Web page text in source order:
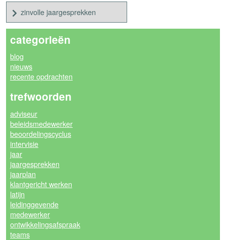
zinvolle jaargesprekken
categorieën
blog
nieuws
recente opdrachten
trefwoorden
adviseur
beleidsmedewerker
beoordelingscyclus
intervisie
jaar
jaargesprekken
jaarplan
klantgericht werken
latijn
leidinggevende
medewerker
ontwikkelingsafspraak
teams